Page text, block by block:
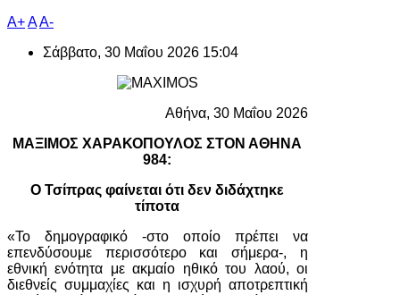
A+AA-
Σάββατο, 30 Μαΐου 2026 15:04
Αθήνα, 30 Μαΐου 2026
ΜΑΞΙΜΟΣ ΧΑΡΑΚΟΠΟΥΛΟΣ ΣΤΟΝ ΑΘΗΝΑ
984:
Ο Τσίπρας φαίνεται ότι δεν διδάχτηκε
τίποτα
«Το δημογραφικό -στο οποίο πρέπει να
επενδύσουμε περισσότερο και σήμερα-, η
εθνική ενότητα με ακμαίο ηθικό του λαού, οι
διεθνείς συμμαχίες και η ισχυρή αποτρεπτική